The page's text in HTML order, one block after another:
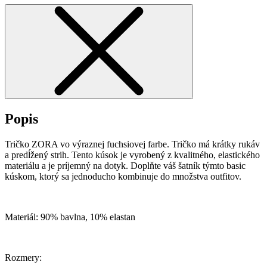
Popis
Tričko ZORA vo výraznej fuchsiovej farbe. Tričko má krátky rukáv
a predĺžený strih. Tento kúsok je vyrobený z kvalitného, elastického
materiálu a je príjemný na dotyk. Doplňte váš šatník týmto basic
kúskom, ktorý sa jednoducho kombinuje do množstva outfitov.
Materiál: 90% bavlna, 10% elastan
Rozmery: